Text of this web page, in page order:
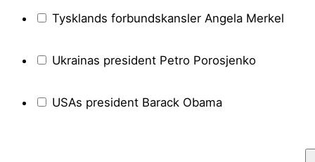
Tysklands forbundskansler Angela Merkel
Ukrainas president Petro Porosjenko
USAs president Barack Obama